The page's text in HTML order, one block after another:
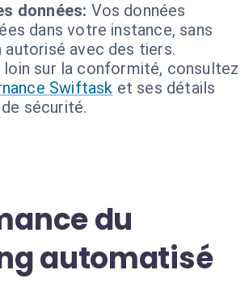
données: Vos données
dans votre instance, sans
autorisé avec des tiers.
loin sur la conformité, consultez
Swiftask et ses détails
sécurité.
du
automatisé